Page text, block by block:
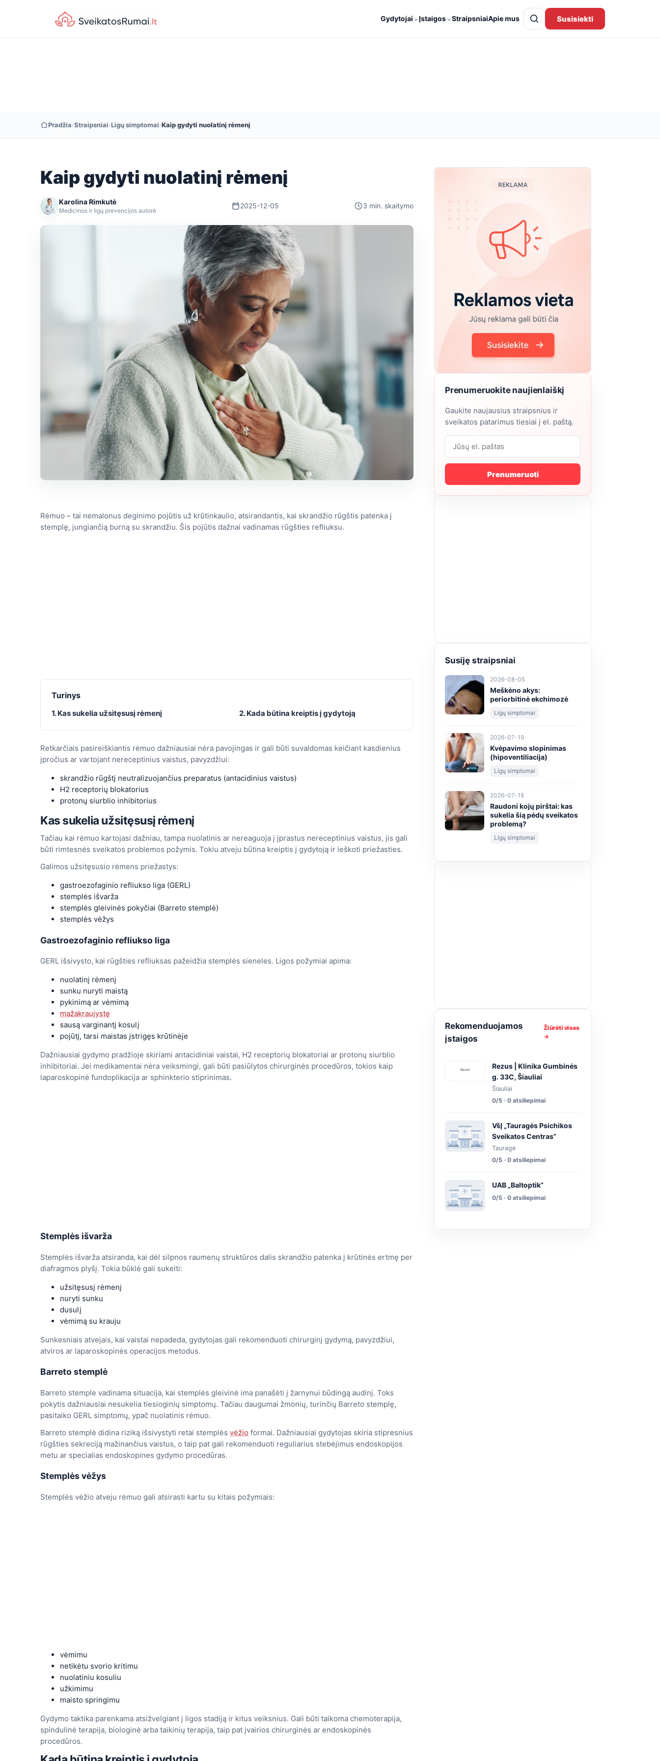
Gydytojai ⌄Įstaigos⌄StraipsniaiApie mus Susisiekti
Pradžia›Straipsniai›Ligų simptomai›Kaip gydyti nuolatinį rėmenį
Kaip gydyti nuolatinį rėmenį
Karolina Rimkutė
Medicinos ir ligų prevencijos autorė
2025-12-05 3 min. skaitymo
Rėmuo – tai nemalonus deginimo pojūtis už krūtinkaulio, atsirandantis, kai skrandžio rūgštis patenka į
stemplę, jungiančią burną su skrandžiu. Šis pojūtis dažnai vadinamas rūgšties refliuksu.
Turinys
1. Kas sukelia užsitęsusį rėmenį 2. Kada būtina kreiptis į gydytoją
Retkarčiais pasireiškiantis rėmuo dažniausiai nėra pavojingas ir gali būti suvaldomas keičiant kasdienius
įpročius ar vartojant nereceptinius vaistus, pavyzdžiui:
skrandžio rūgštį neutralizuojančius preparatus (antacidinius vaistus)
H2 receptorių blokatorius
protonų siurblio inhibitorius
Kas sukelia užsitęsusį rėmenį
Tačiau kai rėmuo kartojasi dažniau, tampa nuolatinis ar nereaguoja į įprastus nereceptinius vaistus, jis gali
būti rimtesnės sveikatos problemos požymis. Tokiu atveju būtina kreiptis į gydytoją ir ieškoti priežasties.
Galimos užsitęsusio rėmens priežastys:
gastroezofaginio refliukso liga (GERL)
stemplės išvarža
stemplės gleivinės pokyčiai (Barreto stemplė)
stemplės vėžys
Gastroezofaginio refliukso liga
GERL išsivysto, kai rūgšties refliuksas pažeidžia stemplės sieneles. Ligos požymiai apima:
nuolatinį rėmenį
sunku nuryti maistą
pykinimą ar vėmimą
mažakraujystę
sausą varginantį kosulį
pojūtį, tarsi maistas įstrigęs krūtinėje
Dažniausiai gydymo pradžioje skiriami antacidiniai vaistai, H2 receptorių blokatoriai ar protonų siurblio
inhibitoriai. Jei medikamentai nėra veiksmingi, gali būti pasiūlytos chirurginės procedūros, tokios kaip
laparoskopinė fundoplikacija ar sphinkterio stiprinimas.
Stemplės išvarža
Stemplės išvarža atsiranda, kai dėl silpnos raumenų struktūros dalis skrandžio patenka į krūtinės ertmę per
diafragmos plyšį. Tokia būklė gali sukelti:
užsitęsusį rėmenį
nuryti sunku
dusulį
vėmimą su krauju
Sunkesniais atvejais, kai vaistai nepadeda, gydytojas gali rekomenduoti chirurginį gydymą, pavyzdžiui,
atviros ar laparoskopinės operacijos metodus.
Barreto stemplė
Barreto stemple vadinama situacija, kai stemplės gleivinė ima panašėti į žarnynui būdingą audinį. Toks
pokytis dažniausiai nesukelia tiesioginių simptomų. Tačiau daugumai žmonių, turinčių Barreto stemplę,
pasitaiko GERL simptomų, ypač nuolatinis rėmuo.
Barreto stemplė didina riziką išsivystyti retai stemplės vėžio formai. Dažniausiai gydytojas skiria stipresnius
rūgšties sekreciją mažinančius vaistus, o taip pat gali rekomenduoti reguliarius stebėjimus endoskopijos
metu ar specialias endoskopines gydymo procedūras.
Stemplės vėžys
Stemplės vėžio atveju rėmuo gali atsirasti kartu su kitais požymiais:
vėmimu
netikėtu svorio kritimu
nuolatiniu kosuliu
užkimimu
maisto springimu
Gydymo taktika parenkama atsižvelgiant į ligos stadiją ir kitus veiksnius. Gali būti taikoma chemoterapija,
spindulinė terapija, biologinė arba taikinių terapija, taip pat įvairios chirurginės ar endoskopinės
procedūros.
Prenumeruokite naujienlaiškį
Gaukite naujausius straipsnius ir
sveikatos patarimus tiesiai į el. paštą.
Prenumeruoti
Susiję straipsniai
2026-08-05
Meškėno akys:
periorbitinė ekchimozė
Ligų simptomai
2026-07-19
Kvėpavimo slopinimas
(hipoventiliacija)
Ligų simptomai
2026-07-18
Raudoni kojų pirštai: kas
sukelia šią pėdų sveikatos
problemą?
Ligų simptomai
Rekomenduojamos
įstaigos
Žiūrėti visas
→
Rezus | Klinika Gumbinės
g. 33C, Šiauliai
Šiauliai
0/5 · 0 atsiliepimai
VšĮ „Tauragės Psichikos
Sveikatos Centras”
Tauragė
0/5 · 0 atsiliepimai
UAB „Baltoptik”
0/5 · 0 atsiliepimai